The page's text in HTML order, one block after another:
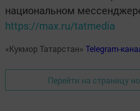
национальном
https://max.ru/tatmedia
«Кукмор Татарстан» Telegram-
Перейти на страницу